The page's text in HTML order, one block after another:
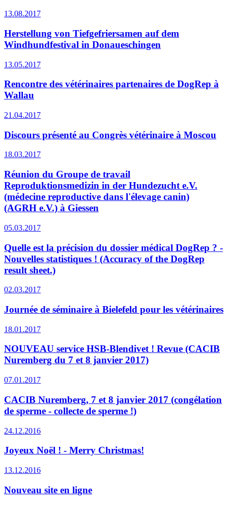
13.08.2017
Herstellung von Tiefgefriersamen auf dem
Windhundfestival in Donaueschingen
13.05.2017
Rencontre des vétérinaires partenaires de DogRep à
Wallau
21.04.2017
Discours présenté au Congrès vétérinaire à Moscou
18.03.2017
Réunion du Groupe de travail
Reproduktionsmedizin in der Hundezucht e.V.
(médecine reproductive dans l'élevage canin)
(AGRH e.V.) à Giessen
05.03.2017
Quelle est la précision du dossier médical DogRep ? -
Nouvelles statistiques ! (Accuracy of the DogRep
result sheet.)
02.03.2017
Journée de séminaire à Bielefeld pour les vétérinaires
18.01.2017
NOUVEAU service HSB-Blendivet ! Revue (CACIB
Nuremberg du 7 et 8 janvier 2017)
07.01.2017
CACIB Nuremberg, 7 et 8 janvier 2017 (congélation
de sperme - collecte de sperme !)
24.12.2016
Joyeux Noël ! - Merry Christmas!
13.12.2016
Nouveau site en ligne